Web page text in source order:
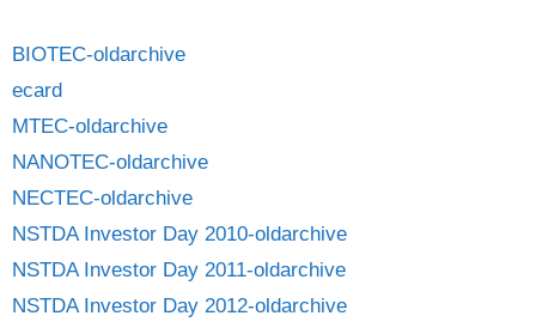
BIOTEC-oldarchive
ecard
MTEC-oldarchive
NANOTEC-oldarchive
NECTEC-oldarchive
NSTDA Investor Day 2010-oldarchive
NSTDA Investor Day 2011-oldarchive
NSTDA Investor Day 2012-oldarchive